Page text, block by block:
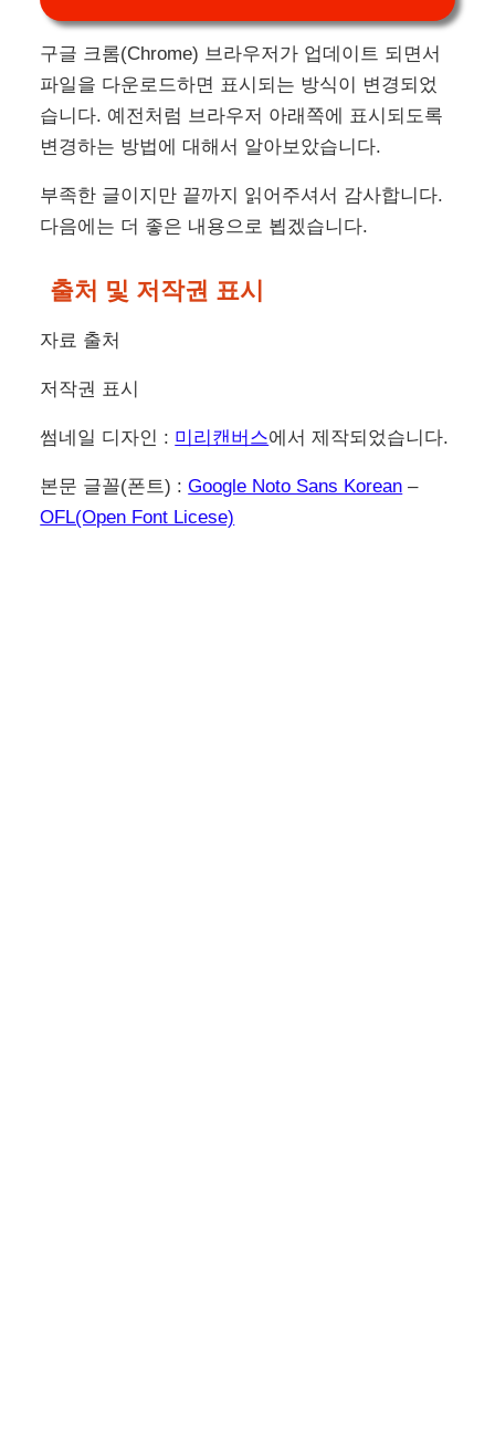
구글 크롬(Chrome) 브라우저가 업데이트 되면서
파일을 다운로드하면 표시되는 방식이 변경되었
습니다. 예전처럼 브라우저 아래쪽에 표시되도록
변경하는 방법에 대해서 알아보았습니다.
부족한 글이지만 끝까지 읽어주셔서 감사합니다.
다음에는 더 좋은 내용으로 뵙겠습니다.
출처 및 저작권 표시
자료 출처
저작권 표시
썸네일 디자인 : 미리캔버스에서 제작되었습니다.
본문 글꼴(폰트) :Google Noto Sans Korean –
OFL(Open Font Licese)